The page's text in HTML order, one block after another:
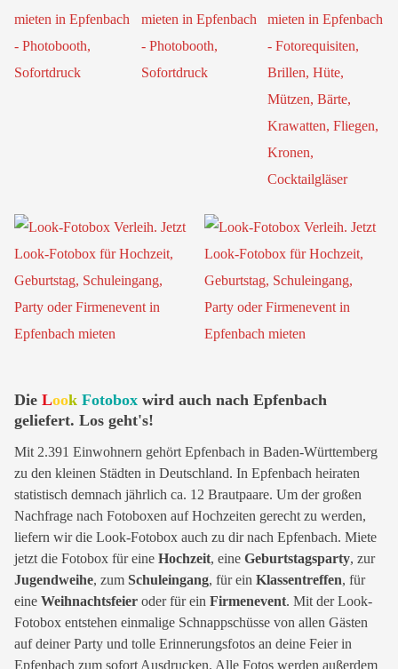
Die Look Fotobox wird auch nach Epfenbach
geliefert. Los geht's!
Mit 2.391 Einwohnern gehört Epfenbach in Baden-Württemberg
zu den kleinen Städten in Deutschland. In Epfenbach heiraten
statistisch demnach jährlich ca. 12 Brautpaare. Um der großen
Nachfrage nach Fotoboxen auf Hochzeiten gerecht zu werden,
liefern wir die Look-Fotobox auch zu dir nach Epfenbach. Miete
jetzt die Fotobox für eine Hochzeit, eine Geburtstagsparty, zur
Jugendweihe, zum Schuleingang, für ein Klassentreffen, für
eine Weihnachtsfeier oder für ein Firmenevent. Mit der Look-
Fotobox entstehen einmalige Schnappschüsse von allen Gästen
auf deiner Party und tolle Erinnerungsfotos an deine Feier in
Epfenbach zum sofort Ausdrucken. Alle Fotos werden außerdem